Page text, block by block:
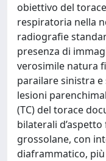
obiettivo del
respiratoria nella
radiografie
presenza di
verosimile natura
parailare sinistra
lesioni
(TC) del torace
bilaterali
grossolane, con
diaframmatico,